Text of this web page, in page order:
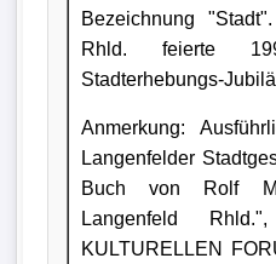
Bezeichnung
Rhld. feierte
Stadterhebungs-
Anmerkung:
Langenfelder
Buch von Rolf
Langenfeld
KULTURELLEN